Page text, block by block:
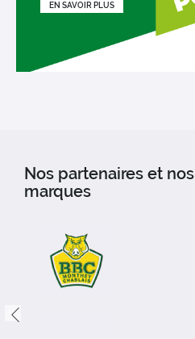
EN SAVOIR PLUS
Nos partenaires et nos
marques